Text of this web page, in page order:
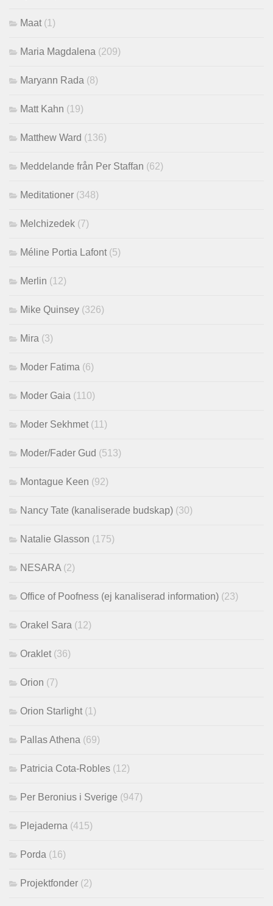
Maat (1)
Maria Magdalena (209)
Maryann Rada (8)
Matt Kahn (19)
Matthew Ward (136)
Meddelande från Per Staffan (62)
Meditationer (348)
Melchizedek (7)
Méline Portia Lafont (5)
Merlin (12)
Mike Quinsey (326)
Mira (3)
Moder Fatima (6)
Moder Gaia (110)
Moder Sekhmet (11)
Moder/Fader Gud (513)
Montague Keen (92)
Nancy Tate (kanaliserade budskap) (30)
Natalie Glasson (175)
NESARA (2)
Office of Poofness (ej kanaliserad information) (23)
Orakel Sara (12)
Oraklet (36)
Orion (7)
Orion Starlight (1)
Pallas Athena (69)
Patricia Cota-Robles (12)
Per Beronius i Sverige (947)
Plejaderna (415)
Porda (16)
Projektfonder (2)